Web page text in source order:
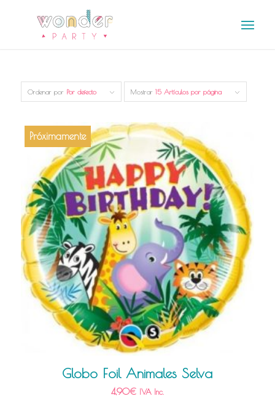
Ordenar por Por defecto Mostrar 15 Artículos por página
Próximamente
Globo Foil Animales Selva
4,90€ IVA Inc.